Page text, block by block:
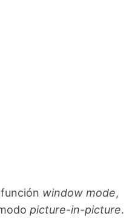
window mode,
picture-in-picture.